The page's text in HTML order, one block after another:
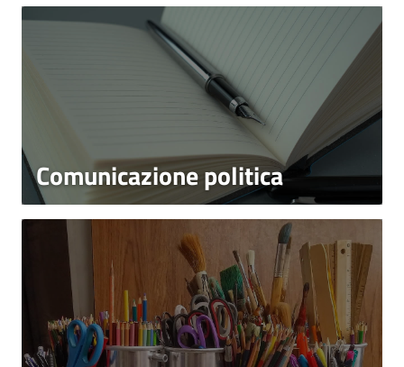
Comunicazione politica